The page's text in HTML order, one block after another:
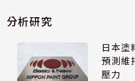
分析研究
日本塗
預測維
壓力